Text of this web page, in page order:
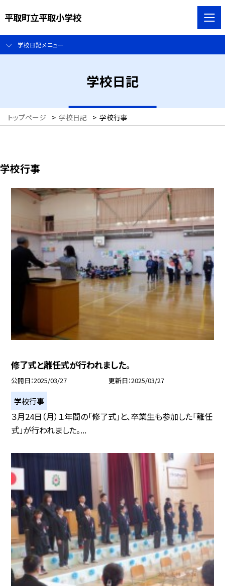
平取町立平取小学校
学校日記メニュー
学校日記
トップページ > 学校日記 > 学校行事
学校行事
修了式と離任式が行われました。
公開日 2025/03/27 更新日 2025/03/27
学校行事
３月24日（月）１年間の「修了式」と、卒業生も参加した「離任
式」が行われました。...